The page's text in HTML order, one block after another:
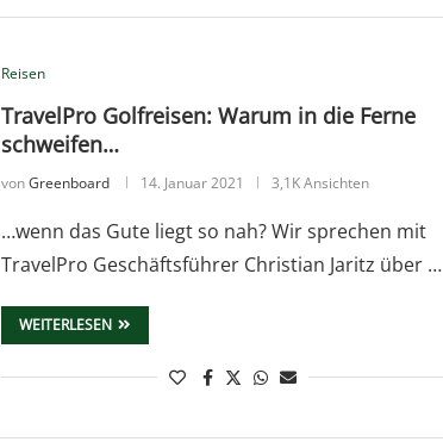
Reisen
TravelPro Golfreisen: Warum in die Ferne
schweifen…
vonGreenboard 14. Januar 2021 3,1K Ansichten
…wenn das Gute liegt so nah? Wir sprechen mit
TravelPro Geschäftsführer Christian Jaritz über …
WEITERLESEN